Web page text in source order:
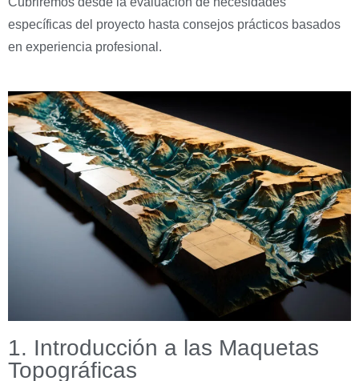
específicas del proyecto hasta consejos prácticos basados
en experiencia profesional.
1. Introducción a las Maquetas
Topográficas